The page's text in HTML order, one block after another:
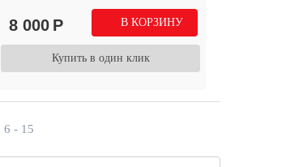
8 000 Р В КОРЗИНУ
Купить в один клик
6 - 15